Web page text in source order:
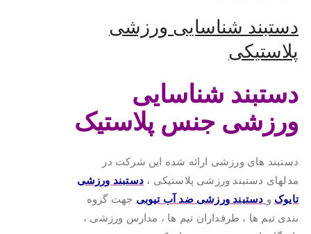
دستبند شناسایی ورزشی
پلاستیکی
دستبند شناسایی
ورزشی جنس پلاستیک
دستبند های ورزشی ارائه شده این شرکت در
مدلهای دستبند ورزشی پلاستیکی ، دستبند ورزشی
تایوک و دستبند ورزشی ضد آب تیوبی جهت گروه
بندی تیم ها ، طرفداران تیم ها ، مدارس ورزشی ،